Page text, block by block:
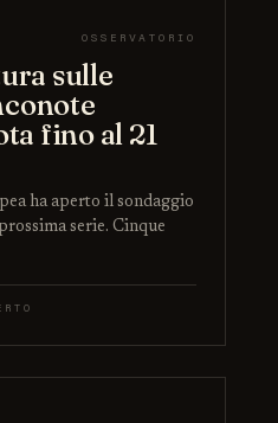
OSSERVATORIO
sulle
fino al 21
ha aperto il sondaggio
serie. Cinque